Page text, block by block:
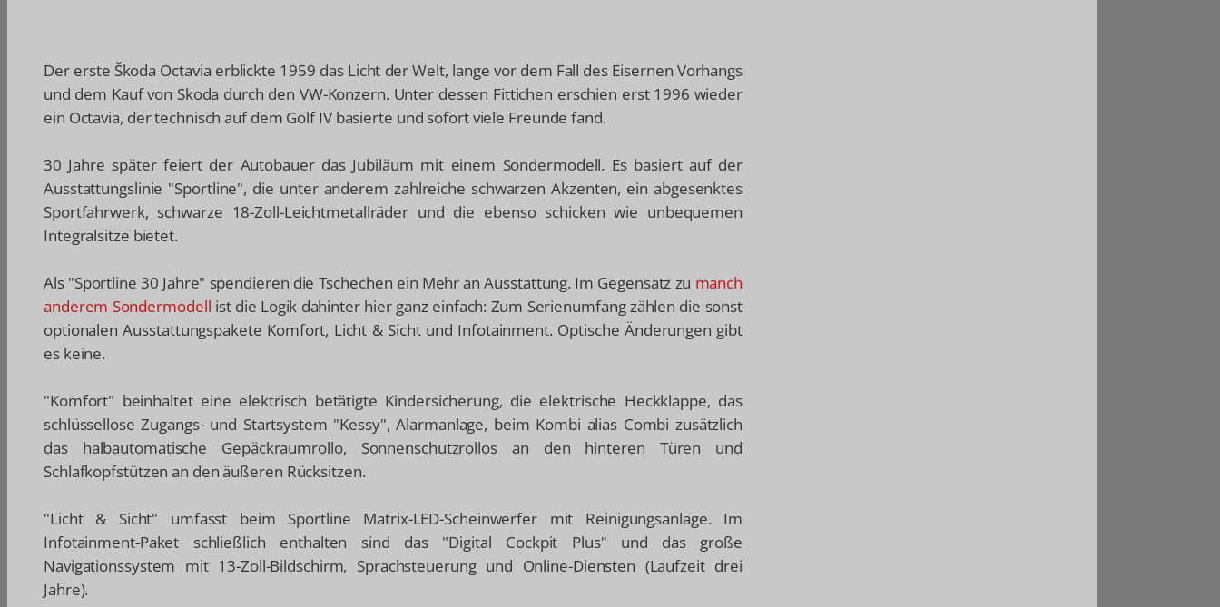
Der erste Škoda Octavia erblickte 1959 das Licht der Welt, lange vor dem Fall des Eisernen Vorhangs
und dem Kauf von Skoda durch den VW-Konzern. Unter dessen Fittichen erschien erst 1996 wieder
ein Octavia, der technisch auf dem Golf IV basierte und sofort viele Freunde fand.
30 Jahre später feiert der Autobauer das Jubiläum mit einem Sondermodell. Es basiert auf der
Ausstattungslinie "Sportline", die unter anderem zahlreiche schwarzen Akzenten, ein abgesenktes
Sportfahrwerk, schwarze 18-Zoll-Leichtmetallräder und die ebenso schicken wie unbequemen
Integralsitze bietet.
Als "Sportline 30 Jahre" spendieren die Tschechen ein Mehr an Ausstattung. Im Gegensatz zu manch
anderem Sondermodell ist die Logik dahinter hier ganz einfach: Zum Serienumfang zählen die sonst
optionalen Ausstattungspakete Komfort, Licht & Sicht und Infotainment. Optische Änderungen gibt
es keine.
"Komfort" beinhaltet eine elektrisch betätigte Kindersicherung, die elektrische Heckklappe, das
schlüssellose Zugangs- und Startsystem "Kessy", Alarmanlage, beim Kombi alias Combi zusätzlich
das halbautomatische Gepäckraumrollo, Sonnenschutzrollos an den hinteren Türen und
Schlafkopfstützen an den äußeren Rücksitzen.
"Licht & Sicht" umfasst beim Sportline Matrix-LED-Scheinwerfer mit Reinigungsanlage. Im
Infotainment-Paket schließlich enthalten sind das "Digital Cockpit Plus" und das große
Navigationssystem mit 13-Zoll-Bildschirm, Sprachsteuerung und Online-Diensten (Laufzeit drei
Jahre).